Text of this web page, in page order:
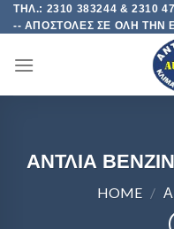
Skip
to
ΤΗΛ.: 2310 383244 & 2310
-- ΑΠΟΣΤΟΛΕΣ ΣΕ ΟΛΗ ΤΗΝ
ΑΝΤΛΙΑ
HOME /